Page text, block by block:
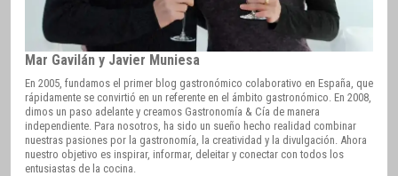
Mar Gavilán y Javier Muniesa
En 2005, fundamos el primer blog gastronómico colaborativo en España, que
rápidamente se convirtió en un referente en el ámbito gastronómico. En 2008,
dimos un paso adelante y creamos Gastronomía & Cía de manera
independiente. Para nosotros, ha sido un sueño hecho realidad combinar
nuestras pasiones por la gastronomía, la creatividad y la divulgación. Ahora
nuestro objetivo es inspirar, informar, deleitar y conectar con todos los
entusiastas de la cocina.